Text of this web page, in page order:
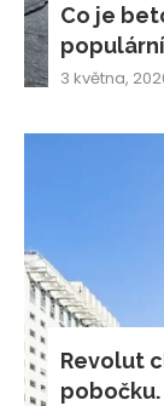
Co je
3 května,
Revolut